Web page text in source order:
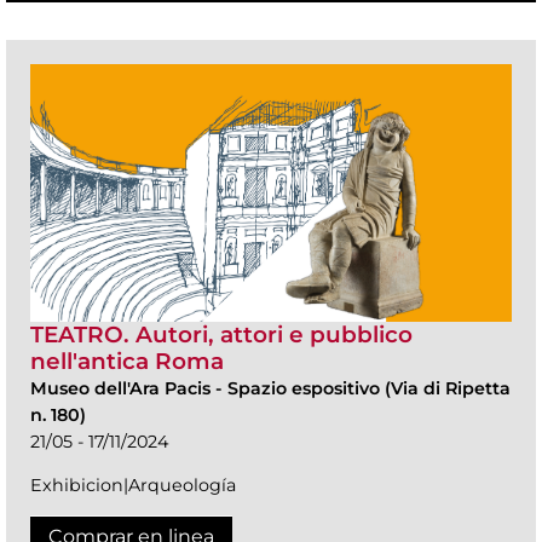
TEATRO. Autori, attori e pubblico
nell'antica Roma
Museo dell'Ara Pacis - Spazio espositivo (Via di Ripetta
n. 180)
21/05 - 17/11/2024
Exhibicion|Arqueología
Comprar en linea